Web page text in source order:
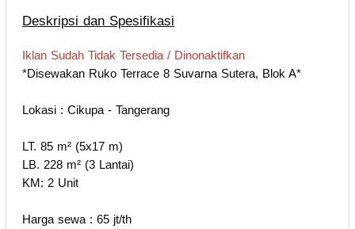
Deskripsi dan Spesifikasi
Iklan Sudah Tidak Tersedia / Dinonaktifkan
*Disewakan Ruko Terrace 8 Suvarna Sutera, Blok A*
Lokasi : Cikupa - Tangerang
LT. 85 m² (5x17 m)
LB. 228 m² (3 Lantai)
KM: 2 Unit
Harga sewa : 65 jt/th